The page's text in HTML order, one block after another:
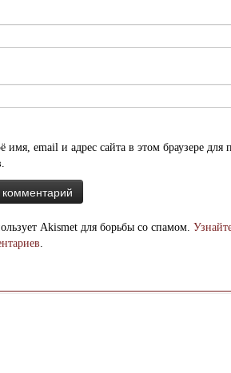
имя, email и адрес сайта в этом браузере
Akismet для борьбы со спамом.
.